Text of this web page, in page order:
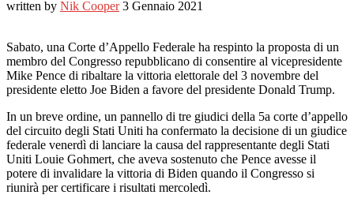
written by Nik Cooper 3 Gennaio 2021
Sabato, una Corte d’Appello Federale ha respinto la proposta di un
membro del Congresso repubblicano di consentire al vicepresidente
Mike Pence di ribaltare la vittoria elettorale del 3 novembre del
presidente eletto Joe Biden a favore del presidente Donald Trump.
In un breve ordine, un pannello di tre giudici della 5a corte d’appello
del circuito degli Stati Uniti ha confermato la decisione di un giudice
federale venerdì di lanciare la causa del rappresentante degli Stati
Uniti Louie Gohmert, che aveva sostenuto che Pence avesse il
potere di invalidare la vittoria di Biden quando il Congresso si
riunirà per certificare i risultati mercoledì.